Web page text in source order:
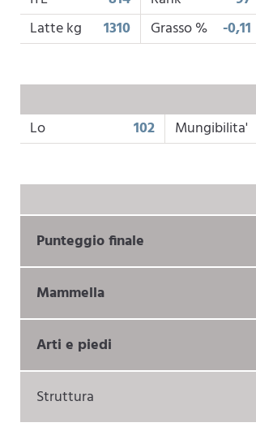
Latte kg
1310 Grasso % -0,11
Lo
102 Mungibilita'
Punteggio finale
Mammella
Arti e piedi
Struttura